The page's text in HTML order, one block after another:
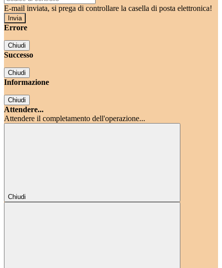
E-mail inviata, si prega di controllare la casella di posta elettronica!
Errore
Chiudi
Successo
Chiudi
Informazione
Chiudi
Attendere...
Attendere il completamento dell'operazione...
Chiudi